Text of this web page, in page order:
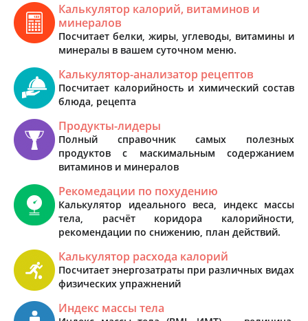
Калькулятор калорий, витаминов и
минералов
Посчитает белки, жиры, углеводы, витамины и
минералы в вашем суточном меню.
Калькулятор-анализатор рецептов
Посчитает калорийность и химический состав
блюда, рецепта
Продукты-лидеры
Полный справочник самых полезных
продуктов с маскимальным содержанием
витаминов и минералов
Рекомедации по похудению
Калькулятор идеального веса, индекс массы
тела, расчёт коридора калорийности,
рекомендации по снижению, план действий.
Калькулятор расхода калорий
Посчитает энергозатраты при различных видах
физических упражнений
Индекс массы тела